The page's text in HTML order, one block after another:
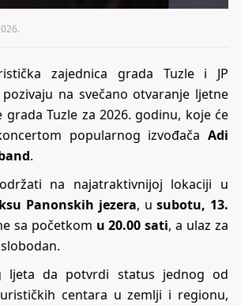
zajednica grada Tuzle i JP
pozivaju na svečano otvaranje ljetne
Tuzle za 2026. godinu, koje će
popularnog izvođača Adi
.
na najatraktivnijoj lokaciji u
Panonskih jezera, usubotu, 13.
sa početkom u 20.00 sati, a ulaz za
ljeta da potvrdi status jednog od
centara u zemlji i regionu,